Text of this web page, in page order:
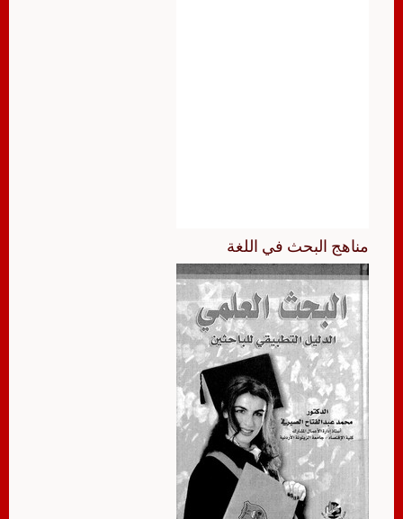
مناهج البحث في اللغة